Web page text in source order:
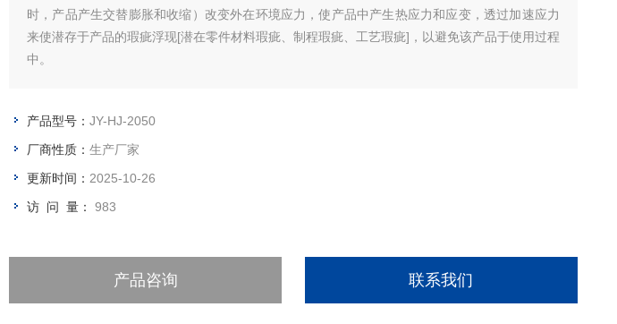
时，产品产生交替膨胀和收缩）改变外在环境应力，使产品中产生热应力和应变，透过加速应力
来使潜存于产品的瑕疵浮现[潜在零件材料瑕疵、制程瑕疵、工艺瑕疵]，以避免该产品于使用过程
中。
产品型号： JY-HJ-2050
厂商性质： 生产厂家
更新时间： 2025-10-26
访 问 量： 983
产品咨询 联系我们